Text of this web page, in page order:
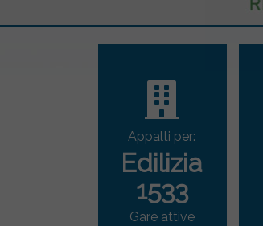
Appalti per:
Edilizia
1533
Gare attive